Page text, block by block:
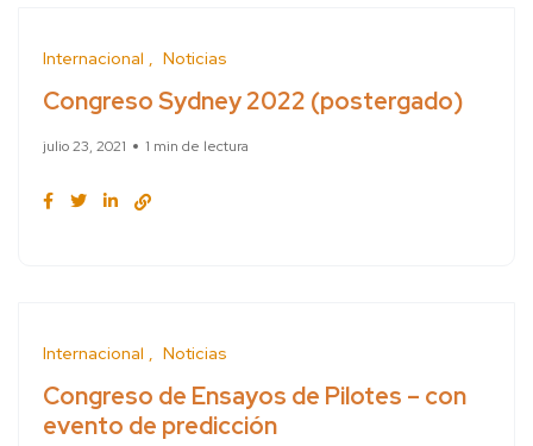
Internacional Noticias
Congreso Sydney 2022 (postergado)
julio 23, 2021 1 min de lectura
Internacional Noticias
Congreso de Ensayos de Pilotes – con
evento de predicción